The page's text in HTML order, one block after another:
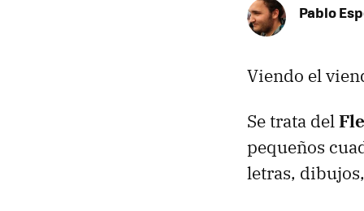
Pablo
Viendo el
Se trata del
pequeños
letras,